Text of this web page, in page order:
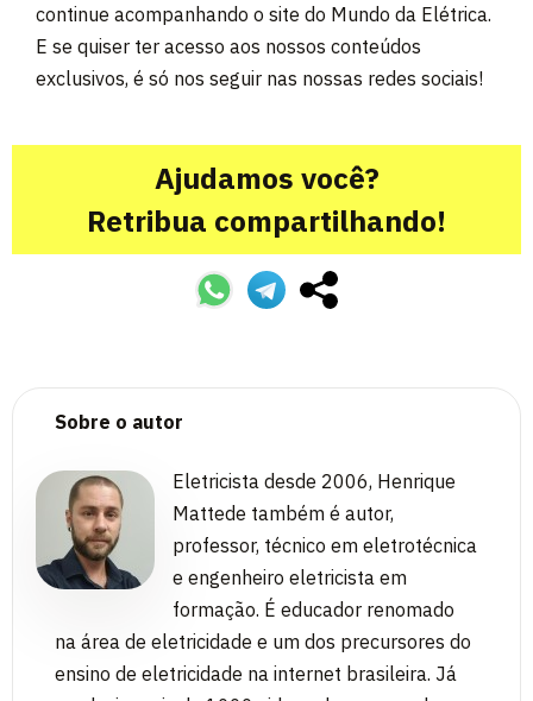
continue acompanhando o site do Mundo da Elétrica.
E se quiser ter acesso aos nossos conteúdos
exclusivos, é só nos seguir nas nossas redes sociais!
Ajudamos você?
Retribua compartilhando!
Sobre o autor
Eletricista desde 2006, Henrique
Mattede também é autor,
professor, técnico em eletrotécnica
e engenheiro eletricista em
formação. É educador renomado
na área de eletricidade e um dos precursores do
ensino de eletricidade na internet brasileira. Já